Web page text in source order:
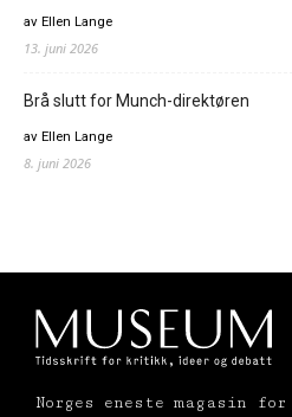
av Ellen Lange
13. juni 2026
Brå slutt for Munch-direktøren
av Ellen Lange
8. juni 2026
Norges eneste magasin for